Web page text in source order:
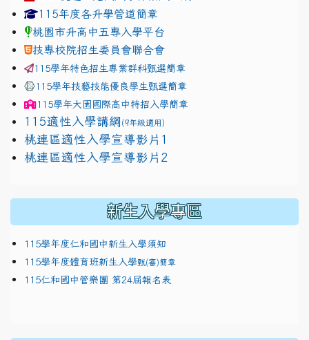
link to https://www.jhjhs.tyc.edu.tw/modules/
115年度各升學管道簡章
桃園市升高中五專入學平台
技專校院招生委員會聯合會
115學年特色招生專業群科甄選簡章
115學年技藝技能優良學生甄選簡章
115學年大園國際高中特招入學簡章
115適性入學講綱 (9年級適用)
link to https://docs.google.com/presentation/d/
桃連區適性入學宣導影片1
link to https://docs.google.com/presentation/d/
桃連區適性入學宣導影片2
新生入學專區
115學年度仁和國中新生入學須知
115學年度體育班新生入學甄(審)簡章
115仁和國中管樂團 第24屆報名表